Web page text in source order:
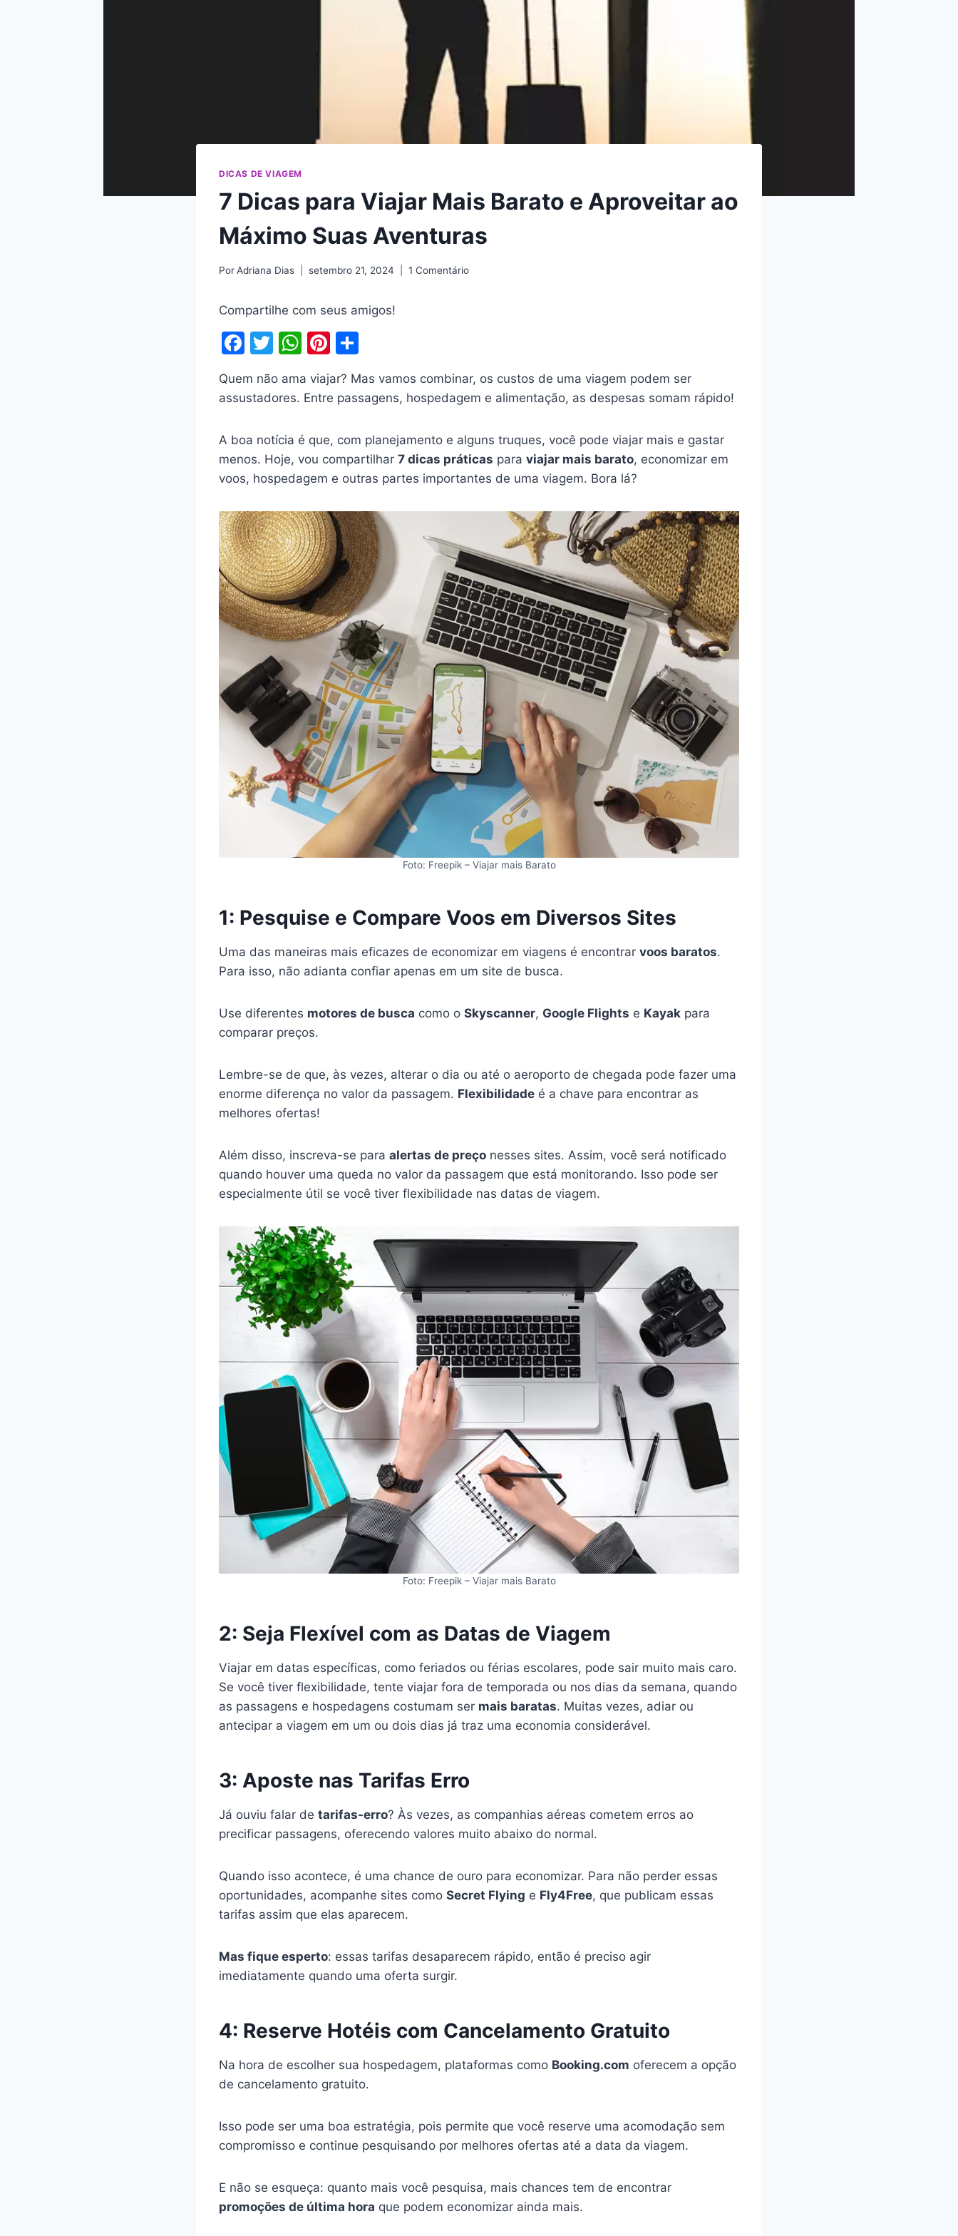
DICAS DE VIAGEM
7 Dicas para Viajar Mais Barato e Aproveitar ao
Máximo Suas Aventuras
PorAdriana Dias setembro 21, 2024 1 Comentário
Compartilhe com seus amigos!
F
c
e
b
o
o
T
itt
er
W
at
s
A
p
p
Pi
er
e
st
ar
e
Quem não ama viajar? Mas vamos combinar, os custos de uma viagem podem ser
assustadores. Entre passagens, hospedagem e alimentação, as despesas somam rápido!
A boa notícia é que, com planejamento e alguns truques, você pode viajar mais e gastar
menos. Hoje, vou compartilhar 7 dicas práticas para viajar mais barato, economizar em
voos, hospedagem e outras partes importantes de uma viagem. Bora lá?
Foto: Freepik – Viajar mais Barato
1: Pesquise e Compare Voos em Diversos Sites
Uma das maneiras mais eficazes de economizar em viagens é encontrar voos baratos.
Para isso, não adianta confiar apenas em um site de busca.
Use diferentes motores de busca como o Skyscanner, Google Flights e Kayak para
comparar preços.
Lembre-se de que, às vezes, alterar o dia ou até o aeroporto de chegada pode fazer uma
enorme diferença no valor da passagem. Flexibilidade é a chave para encontrar as
melhores ofertas!
Além disso, inscreva-se para alertas de preço nesses sites. Assim, você será notificado
quando houver uma queda no valor da passagem que está monitorando. Isso pode ser
especialmente útil se você tiver flexibilidade nas datas de viagem.
Foto: Freepik – Viajar mais Barato
2: Seja Flexível com as Datas de Viagem
Viajar em datas específicas, como feriados ou férias escolares, pode sair muito mais caro.
Se você tiver flexibilidade, tente viajar fora de temporada ou nos dias da semana, quando
as passagens e hospedagens costumam ser mais baratas. Muitas vezes, adiar ou
antecipar a viagem em um ou dois dias já traz uma economia considerável.
3: Aposte nas Tarifas Erro
Já ouviu falar de tarifas-erro? Às vezes, as companhias aéreas cometem erros ao
precificar passagens, oferecendo valores muito abaixo do normal.
Quando isso acontece, é uma chance de ouro para economizar. Para não perder essas
oportunidades, acompanhe sites como Secret Flying e Fly4Free, que publicam essas
tarifas assim que elas aparecem.
Mas fique esperto: essas tarifas desaparecem rápido, então é preciso agir
imediatamente quando uma oferta surgir.
4: Reserve Hotéis com Cancelamento Gratuito
Na hora de escolher sua hospedagem, plataformas como Booking.com oferecem a opção
de cancelamento gratuito.
Isso pode ser uma boa estratégia, pois permite que você reserve uma acomodação sem
compromisso e continue pesquisando por melhores ofertas até a data da viagem.
E não se esqueça: quanto mais você pesquisa, mais chances tem de encontrar
promoções de última hora que podem economizar ainda mais.